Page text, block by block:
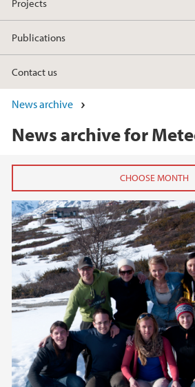
Publications
Contact us
News archive
News archive for
2023
October (2)
June (1)
May (1)
April (1)
March (1)
January (3)
2022